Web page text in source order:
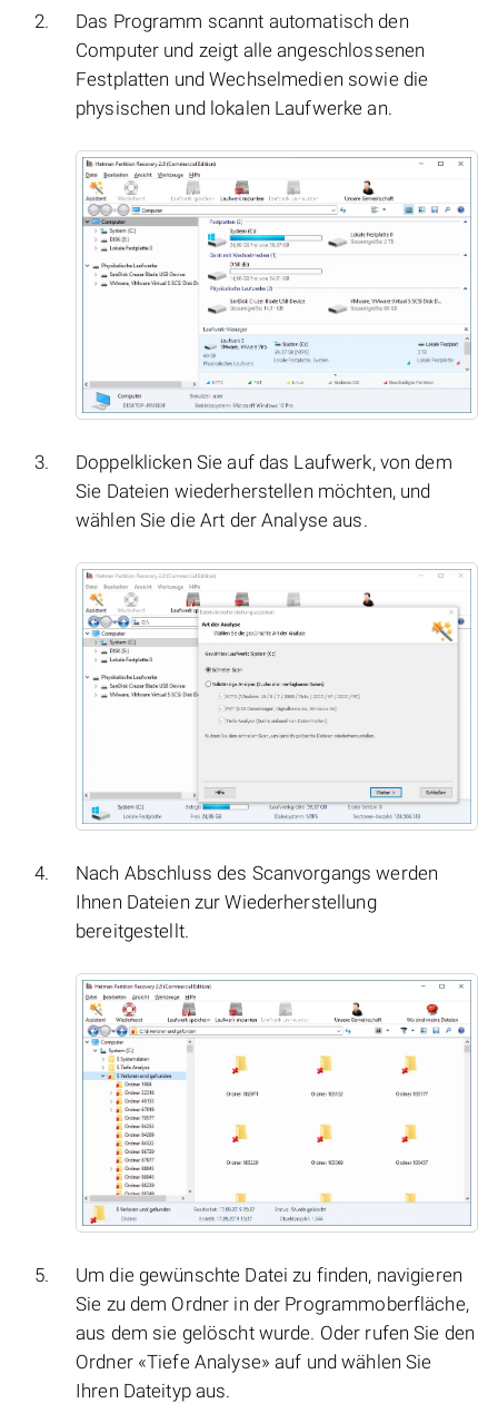
Das Programm scannt automatisch den
Computer und zeigt alle angeschlossenen
Festplatten und Wechselmedien sowie die
physischen und lokalen Laufwerke an.
Doppelklicken Sie auf das Laufwerk, von dem
Sie Dateien wiederherstellen möchten, und
wählen Sie die Art der Analyse aus.
Nach Abschluss des Scanvorgangs werden
Ihnen Dateien zur Wiederherstellung
bereitgestellt.
Um die gewünschte Datei zu finden, navigieren
Sie zu dem Ordner in der Programmoberfläche,
aus dem sie gelöscht wurde. Oder rufen Sie den
Ordner «Tiefe Analyse» auf und wählen Sie
Ihren Dateityp aus.